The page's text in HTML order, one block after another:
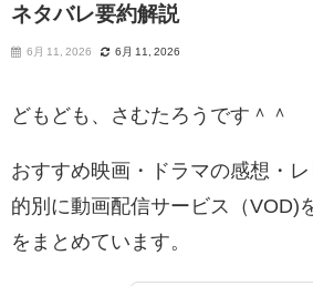
ネタバレ要約解説
6月 11, 2026 6月 11, 2026
どもども、さむたろうです＾＾
おすすめ映画・ドラマの感想・
的別に動画配信サービス（VOD)
をまとめています。